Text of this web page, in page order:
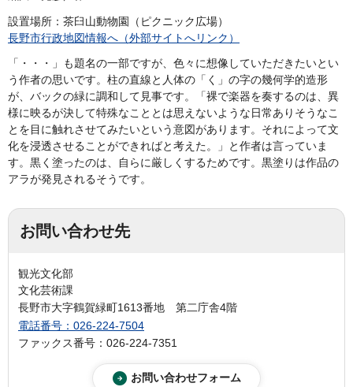
設置場所：茶臼山動物園（ピクニック広場）
長野市行政地図情報へ（外部サイトへリンク）
「・・・」も題名の一部ですが、色々に想像していただきたいとい
う作者の思いです。柱の直線と人体の「く」の字の幾何学的造形
が、バックの緑に調和して見事です。「裸で楽器を奏するのは、異
様に映るが決して特殊なこととは思えないような日常ありそうなこ
とを目に触れさせてみたいという意図があります。それによって文
化を浸透させることができればと考えた。」と作者は言っていま
す。黒く塗ったのは、自らに厳しくするためです。黒塗りは作品の
アラが発見されるそうです。
お問い合わせ先
観光文化部
文化芸術課
長野市大字鶴賀緑町1613番地 第二庁舎4階
電話番号：026-224-7504
ファックス番号：026-224-7351